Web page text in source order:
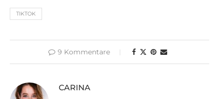
TIKTOK
9 Kommentare
CARINA